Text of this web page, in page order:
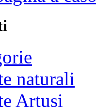
naturali
Artusi